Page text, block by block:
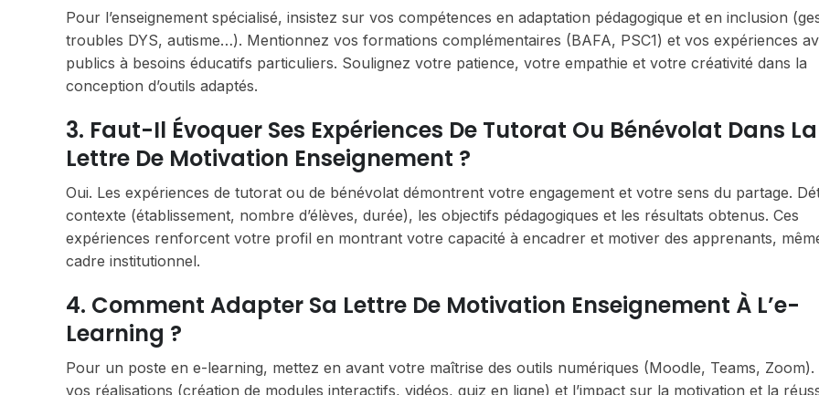
Pour l’enseignement spécialisé, insistez sur vos compétences en adaptation pédagogique et en inclusion
troubles DYS, autisme…). Mentionnez vos formations complémentaires (BAFA, PSC1) et vos expériences
publics à besoins éducatifs particuliers. Soulignez votre patience, votre empathie et votre créativité dans la
conception d’outils adaptés.
3. Faut-Il Évoquer Ses Expériences De Tutorat Ou Bénévolat Dans La
Lettre De Motivation Enseignement ?
Oui. Les expériences de tutorat ou de bénévolat démontrent votre engagement et votre sens du partage.
contexte (établissement, nombre d’élèves, durée), les objectifs pédagogiques et les résultats obtenus. Ces
expériences renforcent votre profil en montrant votre capacité à encadrer et motiver des apprenants,
cadre institutionnel.
4. Comment Adapter Sa Lettre De Motivation Enseignement À L’e-
Learning ?
Pour un poste en e-learning, mettez en avant votre maîtrise des outils numériques (Moodle, Teams, Zoom).
vos réalisations (création de modules interactifs, vidéos, quiz en ligne) et l’impact sur la motivation et la